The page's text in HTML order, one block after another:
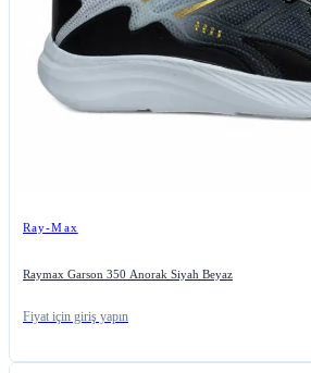
Ray-Max
Raymax Garson 350 Anorak Siyah Beyaz
Fiyat için giriş yapın